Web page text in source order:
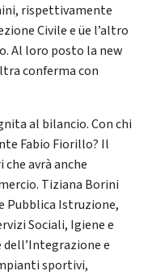
rispettivamente
Civile e üe l’altro
Al loro posto la new
conferma con
al bilancio. Con chi
Fabio Fiorillo? Il
avrà anche
Tiziana Borini
Pubblica Istruzione,
Sociali, Igiene e
e
sportivi,